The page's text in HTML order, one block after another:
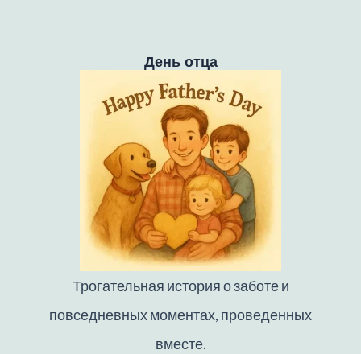
День отца
Трогательная история о заботе и
повседневных моментах, проведенных
вместе.